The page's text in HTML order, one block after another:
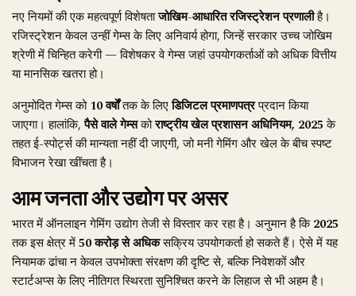
नए नियमों की एक महत्वपूर्ण विशेषताजोखिम-आधारित रजिस्ट्रेशन प्रणालीहै।
रजिस्ट्रेशन केवल उन्हीं गेम्स के लिए अनिवार्य होगा, जिन्हें सरकार उच्च जोखिम
श्रेणी में चिन्हित करेगी — विशेषकर वे गेम्स जहां उपयोगकर्ताओं को अधिक वित्तीय
या मानसिक खतरा हो।
अनुमोदित गेम्स को10 वर्षोंतक के लिएडिजिटल प्रमाणपत्रप्रदान किया
जाएगा। हालांकि,पैसे वाले गेम्सकोराष्ट्रीय खेल प्रशासन अधिनियम, 2025के
तहत ई-स्पोर्ट्स की मान्यता नहीं दी जाएगी, जो मनी गेमिंग और खेल के बीच स्पष्ट
विभाजन रेखा खींचता है।
आम जनता और उद्योग पर असर
भारत में ऑनलाइन गेमिंग उद्योग तेजी से विस्तार कर रहा है। अनुमान है कि2025
तक इस क्षेत्र में50 करोड़ से अधिकसक्रिय उपयोगकर्ता हो सकते हैं। ऐसे में यह
नियामक ढांचा न केवल उपभोक्ता संरक्षण की दृष्टि से, बल्कि निवेशकों और
स्टार्टअप्स के लिए नीतिगत स्थिरता सुनिश्चित करने के लिहाज से भी अहम है।